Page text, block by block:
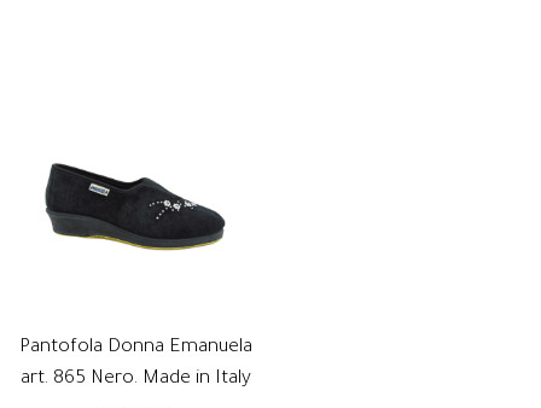
Pantofola Donna Emanuela
art. 865 Nero. Made in Italy